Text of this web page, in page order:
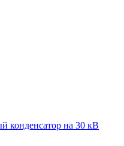
конденсатор на 30 кВ